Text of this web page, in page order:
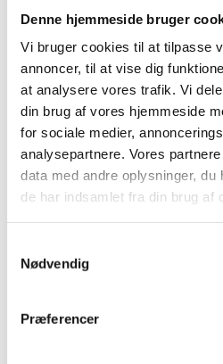
Denne hjemmeside bruger
Vi bruger cookies til at tilpasse
annoncer, til at vise dig
at analysere vores trafik. Vi
din brug af vores hjemmeside
for sociale medier,
analysepartnere. Vores
data med andre oplysninger, du
de har indsamlet fra din brug af
Nødvendig
Præferencer
Projektets forudsætning er at
sammenhæng i vejledningen
tværs. Udgangspunktet er en
der understøtter
på en omsiggribende
nemlig digitalisering.
Projektets formål er at udvikle
practice, hvor der sikres en
vejledningsapproach - en
også horisontalt VVEU-
gentænkes og udvikles en
til at kvalificere